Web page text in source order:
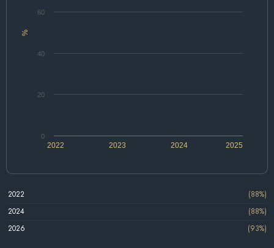
%
2022 2024
2023 2025
0
20
40
60
2022
(88%)
2024
(88%)
2026
(93%)